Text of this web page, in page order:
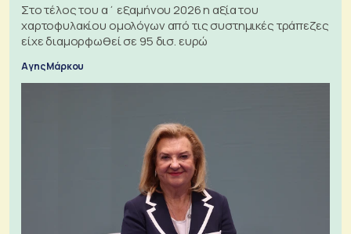
Στο τέλος του α΄ εξαμήνου 2026 η αξία του
χαρτοφυλακίου ομολόγων από τις συστημικές τράπεζες
είχε διαμορφωθεί σε 95 δισ. ευρώ
Αγης Μάρκου